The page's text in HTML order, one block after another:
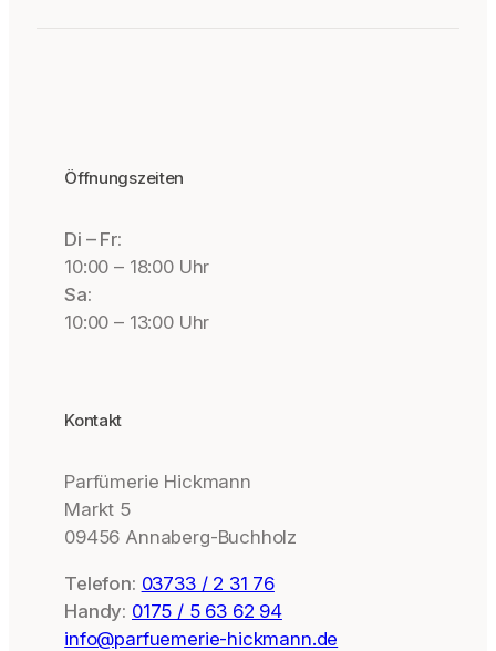
Öffnungszeiten
Di – Fr:
10:00 – 18:00 Uhr
Sa:
10:00 – 13:00 Uhr
Kontakt
Parfümerie Hickmann
Markt 5
09456 Annaberg-Buchholz
Telefon: 03733 / 2 31 76
Handy: 0175 / 5 63 62 94
info@parfuemerie-hickmann.de